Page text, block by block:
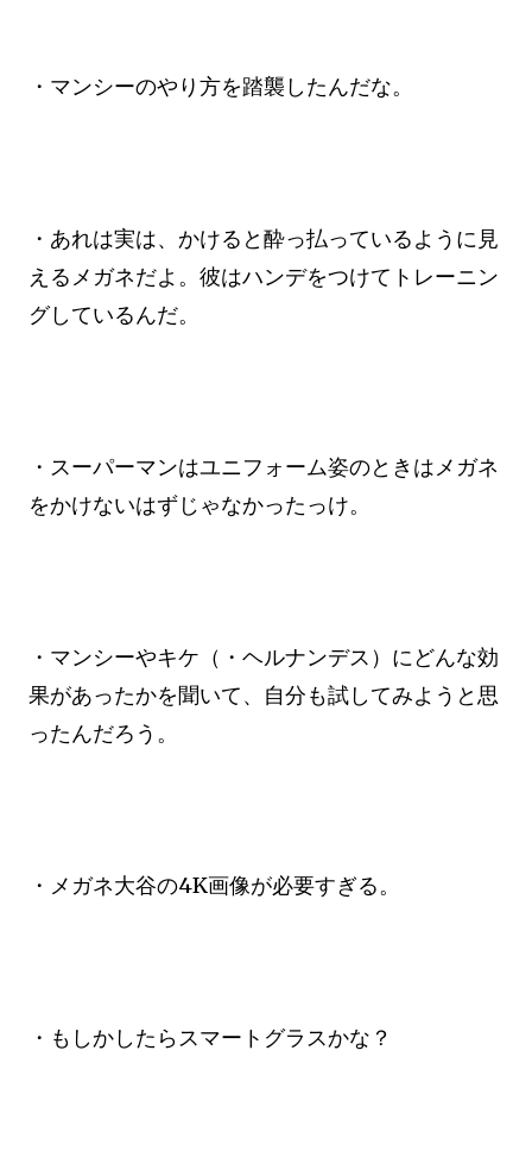
・マンシーのやり方を踏襲したんだな。
・あれは実は、かけると酔っ払っているように見
えるメガネだよ。彼はハンデをつけてトレーニン
グしているんだ。
・スーパーマンはユニフォーム姿のときはメガネ
をかけないはずじゃなかったっけ。
・マンシーやキケ（・ヘルナンデス）にどんな効
果があったかを聞いて、自分も試してみようと思
ったんだろう。
・メガネ大谷の4K画像が必要すぎる。
・もしかしたらスマートグラスかな？